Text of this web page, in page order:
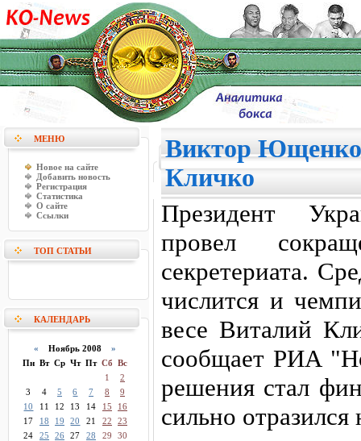
МЕНЮ
Новое на сайте
Добавить новость
Регистрация
Статистика
О сайте
Ссылки
ТОП СТАТЬИ
КАЛЕНДАРЬ
« Ноябрь 2008 »
Пн Вт Ср Чт Пт Сб Вс
1
2
3
4 5 6 7 8
9
10
11 12 13 14 15
16
17
18 19 20 21 22
23
24
25 26 27 28 29 30
Виктор Ющенко
Кличко
Президент
провeл
секретериата.
числится и
весе Виталий
сообщает РИА
решения стал
сильно